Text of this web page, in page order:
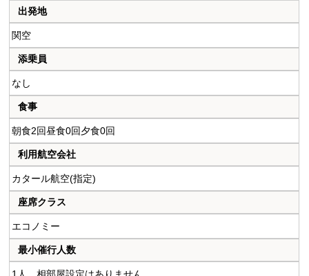
出発地
関空
添乗員
なし
食事
朝食2回昼食0回夕食0回
利用航空会社
カタール航空(指定)
座席クラス
エコノミー
最小催行人数